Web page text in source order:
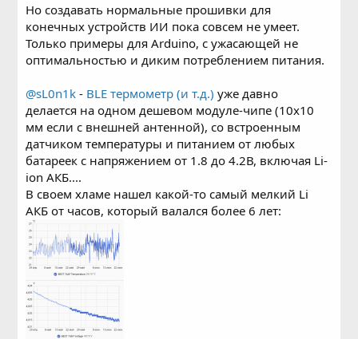
Но создавать нормальные прошивки для
конечных устройств ИИ пока совсем не умеет.
Только примеры для Arduino, с ужасающей не
оптимальностью и диким потреблением питания.
@sL0n1k - BLE термометр (и т.д.) уже давно
делается на одном дешевом модуле-чипе (10x10
мм если с внешней антенной), со встроенным
датчиком температуры и питанием от любых
батареек с напряжением от 1.8 до 4.2В, включая Li-
ion АКБ....
В своем хламе нашел какой-то самый мелкий Li
АКБ от часов, который валался более 6 лет: